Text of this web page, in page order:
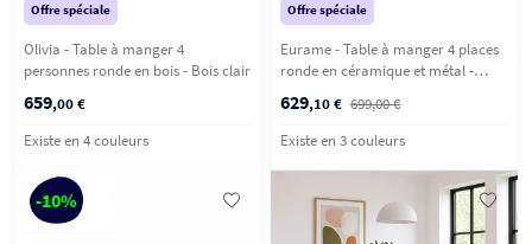
Offre spéciale
Olivia - Table à manger 4
personnes ronde en bois - Bois clair
659,00 €
Existe en 4 couleurs
Offre spéciale
Eurame - Table à manger 4 places
ronde en céramique et métal -
Blanc
629,10 € 699,00 €
Existe en 3 couleurs
-10%